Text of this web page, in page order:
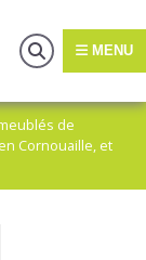
MENU
meublés de
Cornouaille, et